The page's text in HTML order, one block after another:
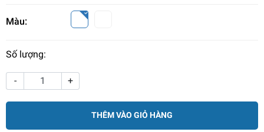
Màu:
Số lượng:
- +
THÊM VÀO GIỎ HÀNG